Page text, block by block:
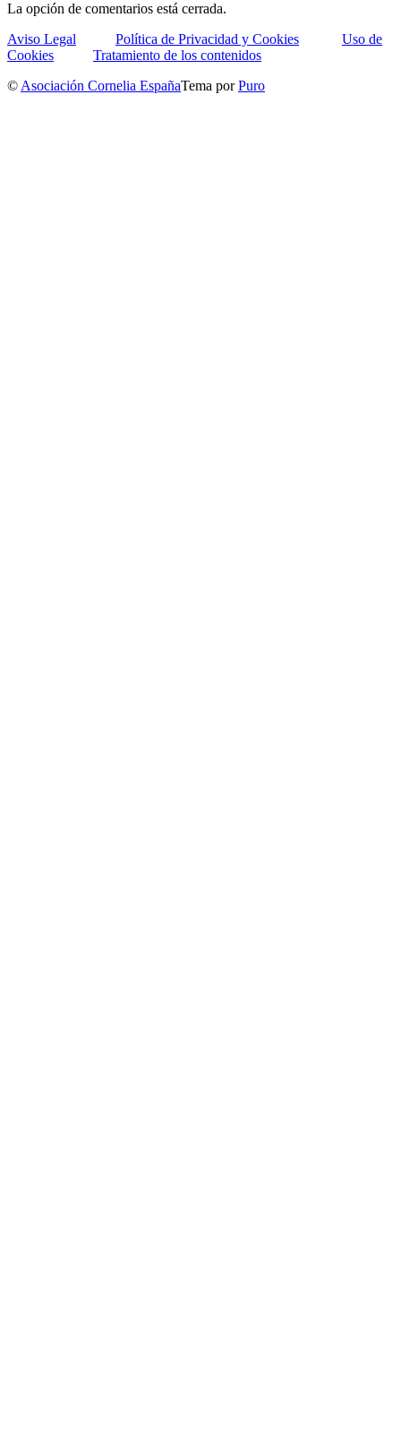
La opción de comentarios está cerrada.
Aviso Legal
Política de Privacidad y Cookies
Uso de
Cookies
Tratamiento de los contenidos
© Asociación Cornelia EspañaTema porPuro